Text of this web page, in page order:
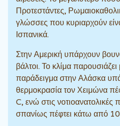
Προτεστάντες,
γλώσσες που κυριαρχούν
Ισπανικά.
Στην Αμερική υπάρχουν
βάλτοι. Το κλίμα παρουσιάζει
παράδειγμα στην Αλάσκα
θερμοκρασία τον Χειμώνα
C, ενώ στις νοτιοανατολικές
σπανίως πέφτει κάτω από